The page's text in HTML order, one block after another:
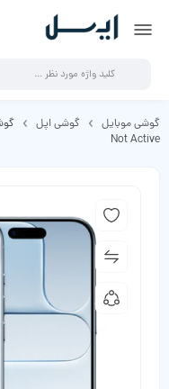
گوشی موبایل گوشی اپل
Not Active